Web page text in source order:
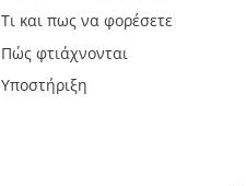
Τι και πως να φορέσετε
Πώς φτιάχνονται
Υποστήριξη